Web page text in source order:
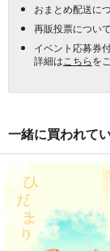
おまとめ配送に
再販投票につい
イベント応募券
詳細は こちらを
一緒に買われて